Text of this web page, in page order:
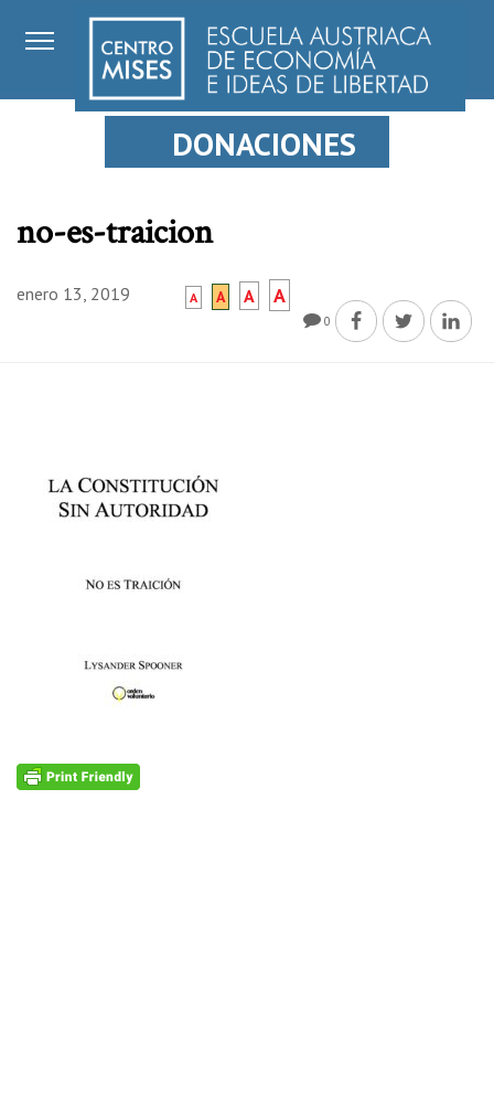
DONACIONES
no-es-traicion
enero 13, 2019 A A A A
0